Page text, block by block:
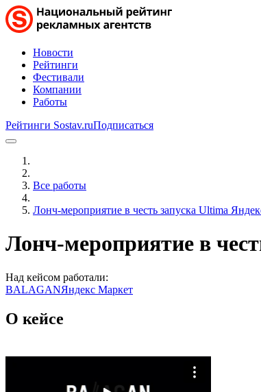
Новости
Рейтинги
Фестивали
Компании
Работы
Рейтинги Sostav.ruПодписаться
Все работы
Лонч-мероприятие в честь запуска Ultima
Лонч-мероприятие в
Над кейсом работали:
BALAGANЯндекс Маркет
О кейсе